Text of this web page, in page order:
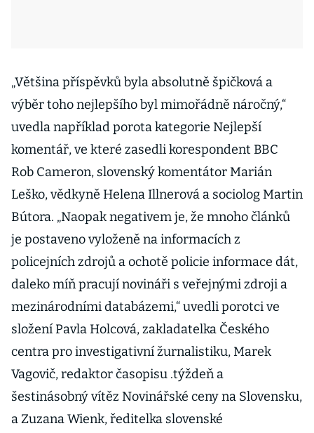
„Většina příspěvků byla absolutně špičková a
výběr toho nejlepšího byl mimořádně náročný,“
uvedla například porota kategorie Nejlepší
komentář, ve které zasedli korespondent BBC
Rob Cameron, slovenský komentátor Marián
Leško, vědkyně Helena Illnerová a sociolog Martin
Bútora. „Naopak negativem je, že mnoho článků
je postaveno vyloženě na informacích z
policejních zdrojů a ochotě policie informace dát,
daleko míň pracují novináři s veřejnými zdroji a
mezinárodními databázemi,“ uvedli porotci ve
složení Pavla Holcová, zakladatelka Českého
centra pro investigativní žurnalistiku, Marek
Vagovič, redaktor časopisu .týždeň a
šestinásobný vítěz Novinářské ceny na Slovensku,
a Zuzana Wienk, ředitelka slovenské